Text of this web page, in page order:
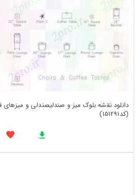
دانلود نقشه بلوک میز و صندلیصندلی و میزهای
(کد151291)